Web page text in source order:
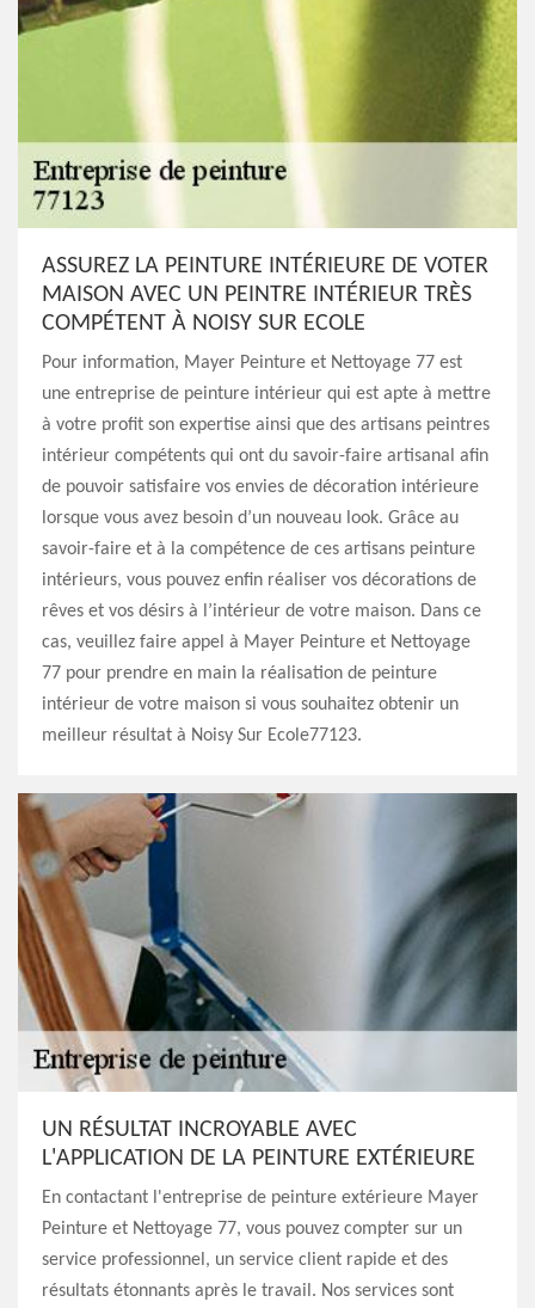
ASSUREZ LA PEINTURE INTÉRIEURE DE VOTER
MAISON AVEC UN PEINTRE INTÉRIEUR TRÈS
COMPÉTENT À NOISY SUR ECOLE
Pour information, Mayer Peinture et Nettoyage 77 est
une entreprise de peinture intérieur qui est apte à mettre
à votre profit son expertise ainsi que des artisans peintres
intérieur compétents qui ont du savoir-faire artisanal afin
de pouvoir satisfaire vos envies de décoration intérieure
lorsque vous avez besoin d’un nouveau look. Grâce au
savoir-faire et à la compétence de ces artisans peinture
intérieurs, vous pouvez enfin réaliser vos décorations de
rêves et vos désirs à l’intérieur de votre maison. Dans ce
cas, veuillez faire appel à Mayer Peinture et Nettoyage
77 pour prendre en main la réalisation de peinture
intérieur de votre maison si vous souhaitez obtenir un
meilleur résultat à Noisy Sur Ecole77123.
UN RÉSULTAT INCROYABLE AVEC
L'APPLICATION DE LA PEINTURE EXTÉRIEURE
En contactant l'entreprise de peinture extérieure Mayer
Peinture et Nettoyage 77, vous pouvez compter sur un
service professionnel, un service client rapide et des
résultats étonnants après le travail. Nos services sont